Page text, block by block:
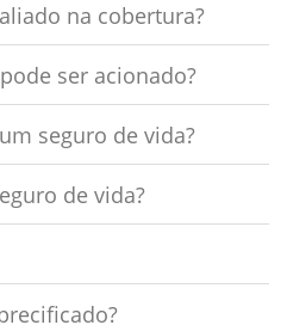
na cobertura?
ser acionado?
seguro de vida?
de vida?